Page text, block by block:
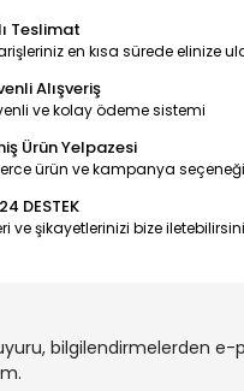
Teslimat
en kısa sürede elinize
Alışveriş
ve kolay ödeme sistemi
Ürün Yelpazesi
ürün ve kampanya seçeneği
DESTEK
ve şikayetlerinizi bize
bilgilendirmelerden e-